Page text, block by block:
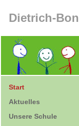
Dietrich-
Start
Aktuelles
Unsere Schule